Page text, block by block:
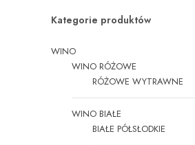
Kategorie produktów
WINO
WINO RÓŻOWE
RÓŻOWE WYTRAWNE
WINO BIAŁE
BIAŁE PÓŁSŁODKIE